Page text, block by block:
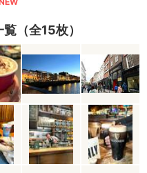
（全15枚）